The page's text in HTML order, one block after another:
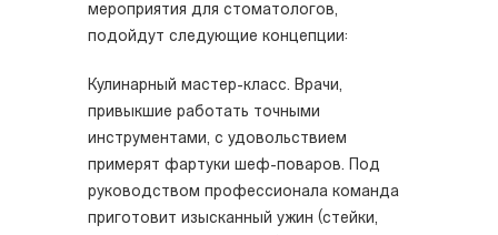
мероприятия для стоматологов,
подойдут следующие концепции:
Кулинарный мастер-класс. Врачи,
привыкшие работать точными
инструментами, с удовольствием
примерят фартуки шеф-поваров. Под
руководством профессионала команда
приготовит изысканный ужин (стейки,